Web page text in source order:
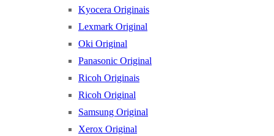
Kyocera Originais
Lexmark Original
Oki Original
Panasonic Original
Ricoh Originais
Ricoh Original
Samsung Original
Xerox Original